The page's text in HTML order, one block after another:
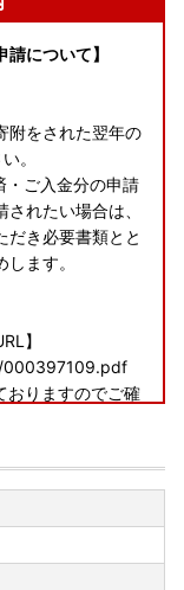
について】
附をされた翌年の
。
・ご入金分の申請
れたい場合は、
だき必要書類とと
ます。
】
000397109.pdf
おりますのでご確
は遷移先サイト